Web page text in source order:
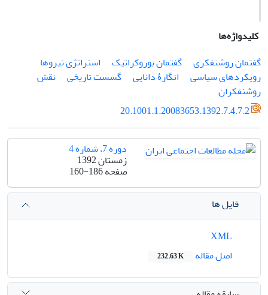
کلیدواژه‌ها
گفتمان روشنفکری
گفتمان بوروکراتیک
استراتژی نیروها
رویکردهای سیاسی
انگارۀ دانایی گسست تاریخی
نقش
روشنفکران
20.1001.1.20083653.1392.7.4.7.2
دوره 7، شماره 4
زمستان 1392
صفحه160-186
فایل ها
اصل مقاله
232.63 K